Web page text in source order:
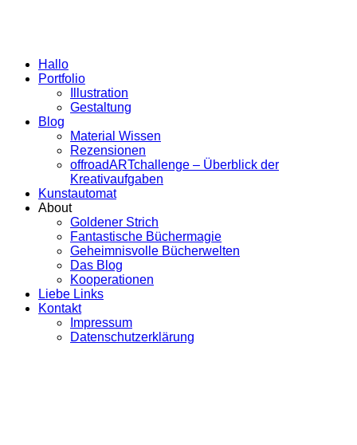
Hallo
Portfolio
Illustration
Gestaltung
Blog
Material Wissen
Rezensionen
offroadARTchallenge – Überblick der
Kreativaufgaben
Kunstautomat
About
Goldener Strich
Fantastische Büchermagie
Geheimnisvolle Bücherwelten
Das Blog
Kooperationen
Liebe Links
Kontakt
Impressum
Datenschutzerklärung